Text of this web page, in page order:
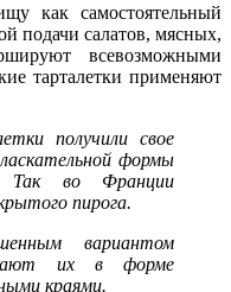
как самостоятельный
подачи салатов, мясных,
всевозможными
тарталетки применяют
получили свое
формы
Так во Франции
пирога.
вариантом
их в форме
краями.